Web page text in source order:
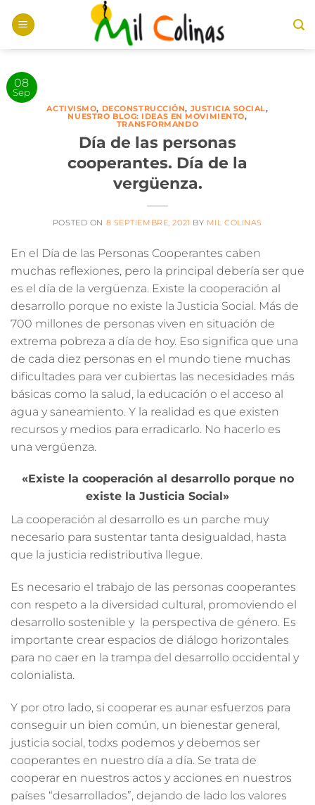
08
Sep
ACTIVISMO, DECONSTRUCCIÓN, JUSTICIA SOCIAL,
NUESTRO BLOG: IDEAS EN MOVIMIENTO,
TRANSFORMANDO
Día de las personas
cooperantes. Día de la
vergüenza.
POSTED ON 8 SEPTIEMBRE, 2021 BY MIL COLINAS
En el Día de las Personas Cooperantes caben
muchas reflexiones, pero la principal debería ser que
es el día de la vergüenza. Existe la cooperación al
desarrollo porque no existe la Justicia Social. Más de
700 millones de personas viven en situación de
extrema pobreza a día de hoy. Eso significa que una
de cada diez personas en el mundo tiene muchas
dificultades para ver cubiertas las necesidades más
básicas como la salud, la educación o el acceso al
agua y saneamiento. Y la realidad es que existen
recursos y medios para erradicarlo. No hacerlo es
una vergüenza.
«Existe la cooperación al desarrollo porque no
existe la Justicia Social»
La cooperación al desarrollo es un parche muy
necesario para sustentar tanta desigualdad, hasta
que la justicia redistributiva llegue.
Es necesario el trabajo de las personas cooperantes
con respeto a la diversidad cultural, promoviendo el
desarrollo sostenible y la perspectiva de género. Es
importante crear espacios de diálogo horizontales
para no caer en la trampa del desarrollo occidental y
colonialista.
Y por otro lado, si cooperar es aunar esfuerzos para
conseguir un bien común, un bienestar general,
justicia social, todxs podemos y debemos ser
cooperantes en nuestro día a día. Se trata de
cooperar en nuestros actos y acciones en nuestros
países “desarrollados”, dejando de lado los valores